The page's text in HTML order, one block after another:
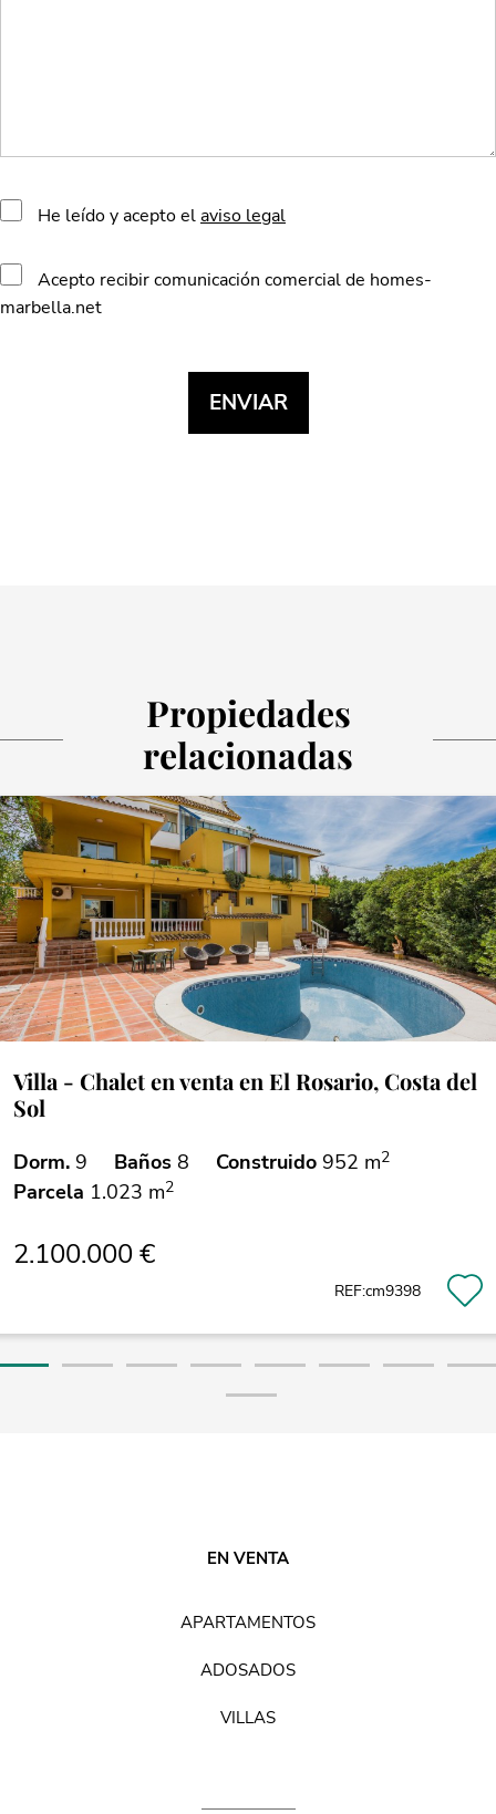
He leído y acepto elaviso legal
Acepto recibir comunicación comercial de homes-
marbella.net
Propiedades
relacionadas
Villa - Chalet en venta en El Rosario, Costa del
Sol
Dorm. 9 Baños 8 Construido 952 m2
Parcela 1.023 m2
2.100.000 €
REF:cm9398
EN VENTA
APARTAMENTOS
ADOSADOS
VILLAS